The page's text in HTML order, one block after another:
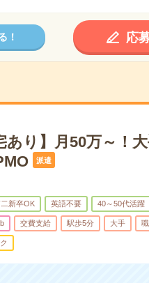
！ 応
あり】月50万～！
派遣
新卒OK 英語不要 40～50代活躍
交費支給 駅歩5分 大手